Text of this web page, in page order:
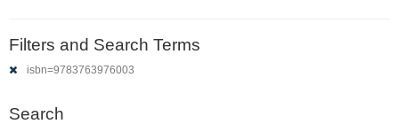
Filters and Search Terms
isbn=9783763976003
Search